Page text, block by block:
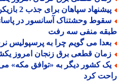
سپاهان برای جذب 2 بازیکن پرسپولیس
وحشتناک آسانسور در پاساژ
منفی سه رفت
می گویم چرا به پرسپولیس نرفتم
قطعی برق زنجان امروز یکشنبه 18 مرداد (خاموشی
کشور دیگر به «توافق مکه» می
کرد